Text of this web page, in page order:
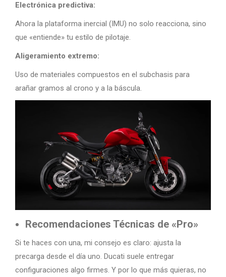
Electrónica predictiva:
Ahora la plataforma inercial (IMU) no solo reacciona, sino
que «entiende» tu estilo de pilotaje.
Aligeramiento extremo:
Uso de materiales compuestos en el subchasis para
arañar gramos al crono y a la báscula.
Recomendaciones Técnicas de «Pro»
Si te haces con una, mi consejo es claro: ajusta la
precarga desde el día uno. Ducati suele entregar
configuraciones algo firmes. Y por lo que más quieras, no